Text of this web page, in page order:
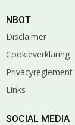
NBOT
Disclaimer
Cookieverklaring
Privacyreglement
Links
SOCIAL MEDIA